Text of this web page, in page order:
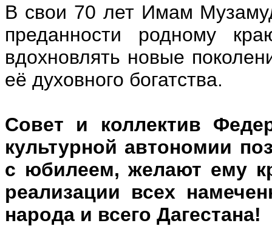
В свои 70 лет Имам
преданности родному
вдохновлять новые
её духовного богатства.
Совет и коллектив
культурной автономии
с юбилеем, желают ему
реализации всех
народа и всего Дагестана!